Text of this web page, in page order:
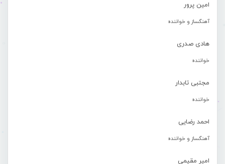
امین پرور
آهنگساز و خواننده
هادی صدری
خواننده
مجتبی تابدار
خواننده
احمد رضایی
آهنگساز و خواننده
امیر مقیمی